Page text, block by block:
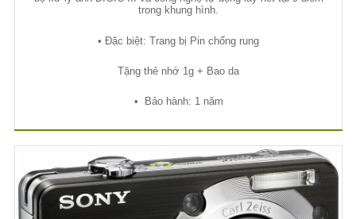
trong khung hình.
• Đặc biệt: Trang bị Pin chống rung
Tặng thẻ nhớ 1g + Bao da
• Bảo hành: 1 năm